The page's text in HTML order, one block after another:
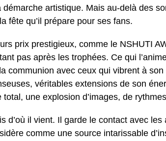
démarche artistique. Mais au-delà des
fête qu’il prépare pour ses fans.
prix prestigieux, comme le NSHUTI
pas après les trophées. Ce qui
communion avec ceux qui vibrent à
véritables extensions de son
une explosion d’images, de
d’où il vient. Il garde le contact avec
comme une source intarissable